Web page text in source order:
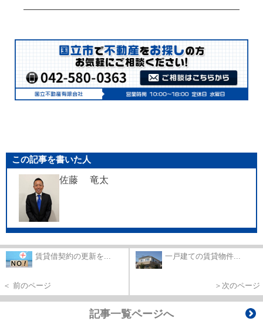
この記事を書いた人
佐藤 竜太
賃貸借契約の更新を...
＜ 前のページ
一戸建ての賃貸物件...
＞次のページ
記事一覧ページへ